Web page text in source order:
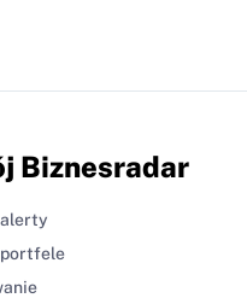
Biznesradar
portfele